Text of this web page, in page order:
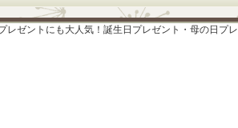
レゼントにも大人気！誕生日プレゼント・母の日プ